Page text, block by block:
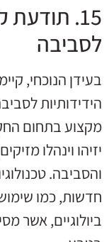
15. תודעת
לסביבה
בעידן הנוכחי,
הידידותיות
מקצוע בתחום
יזיהו וינהלו
והסביבה.
חדשות, כמו
ביולוגיים, אשר